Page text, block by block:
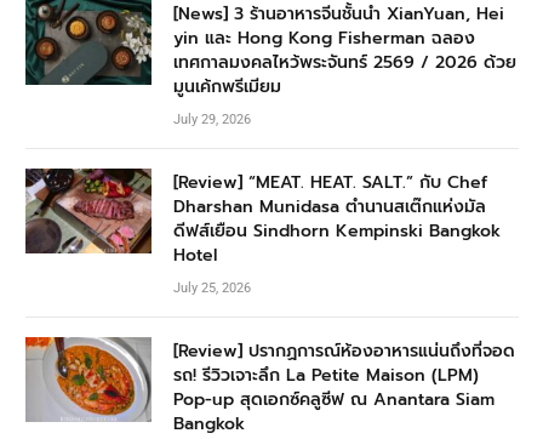
[News] 3 ร้านอาหารจีนชั้นนำ XianYuan, Hei
yin และ Hong Kong Fisherman ฉลอง
เทศกาลมงคลไหว้พระจันทร์ 2569 / 2026 ด้วย
มูนเค้กพรีเมียม
July 29, 2026
[Review] “MEAT. HEAT. SALT.” กับ Chef
Dharshan Munidasa ตำนานสเต๊กแห่งมัล
ดีฟส์เยือน Sindhorn Kempinski Bangkok
Hotel
July 25, 2026
[Review] ปรากฏการณ์ห้องอาหารแน่นถึงที่จอด
รถ! รีวิวเจาะลึก La Petite Maison (LPM)
Pop-up สุดเอกซ์คลูซีฟ ณ Anantara Siam
Bangkok